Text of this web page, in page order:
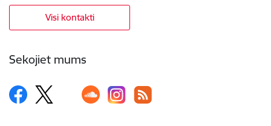
Visi kontakti
Sekojiet mums